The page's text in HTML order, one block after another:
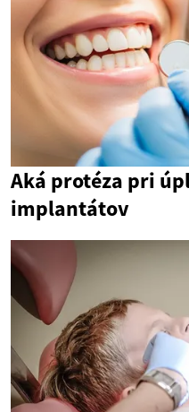
Aká protéza pri
implantátov